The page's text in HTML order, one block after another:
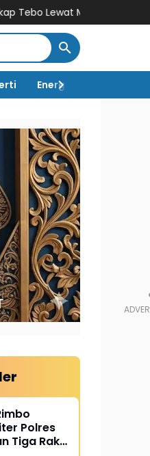
Keadilan Restoratif
Energi
Polres
Tiga Rakit